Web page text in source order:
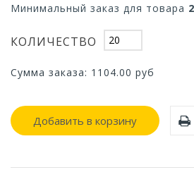
Минимальный заказ для товара
КОЛИЧЕСТВО
Сумма заказа: 1104.00 руб
Добавить в корзину